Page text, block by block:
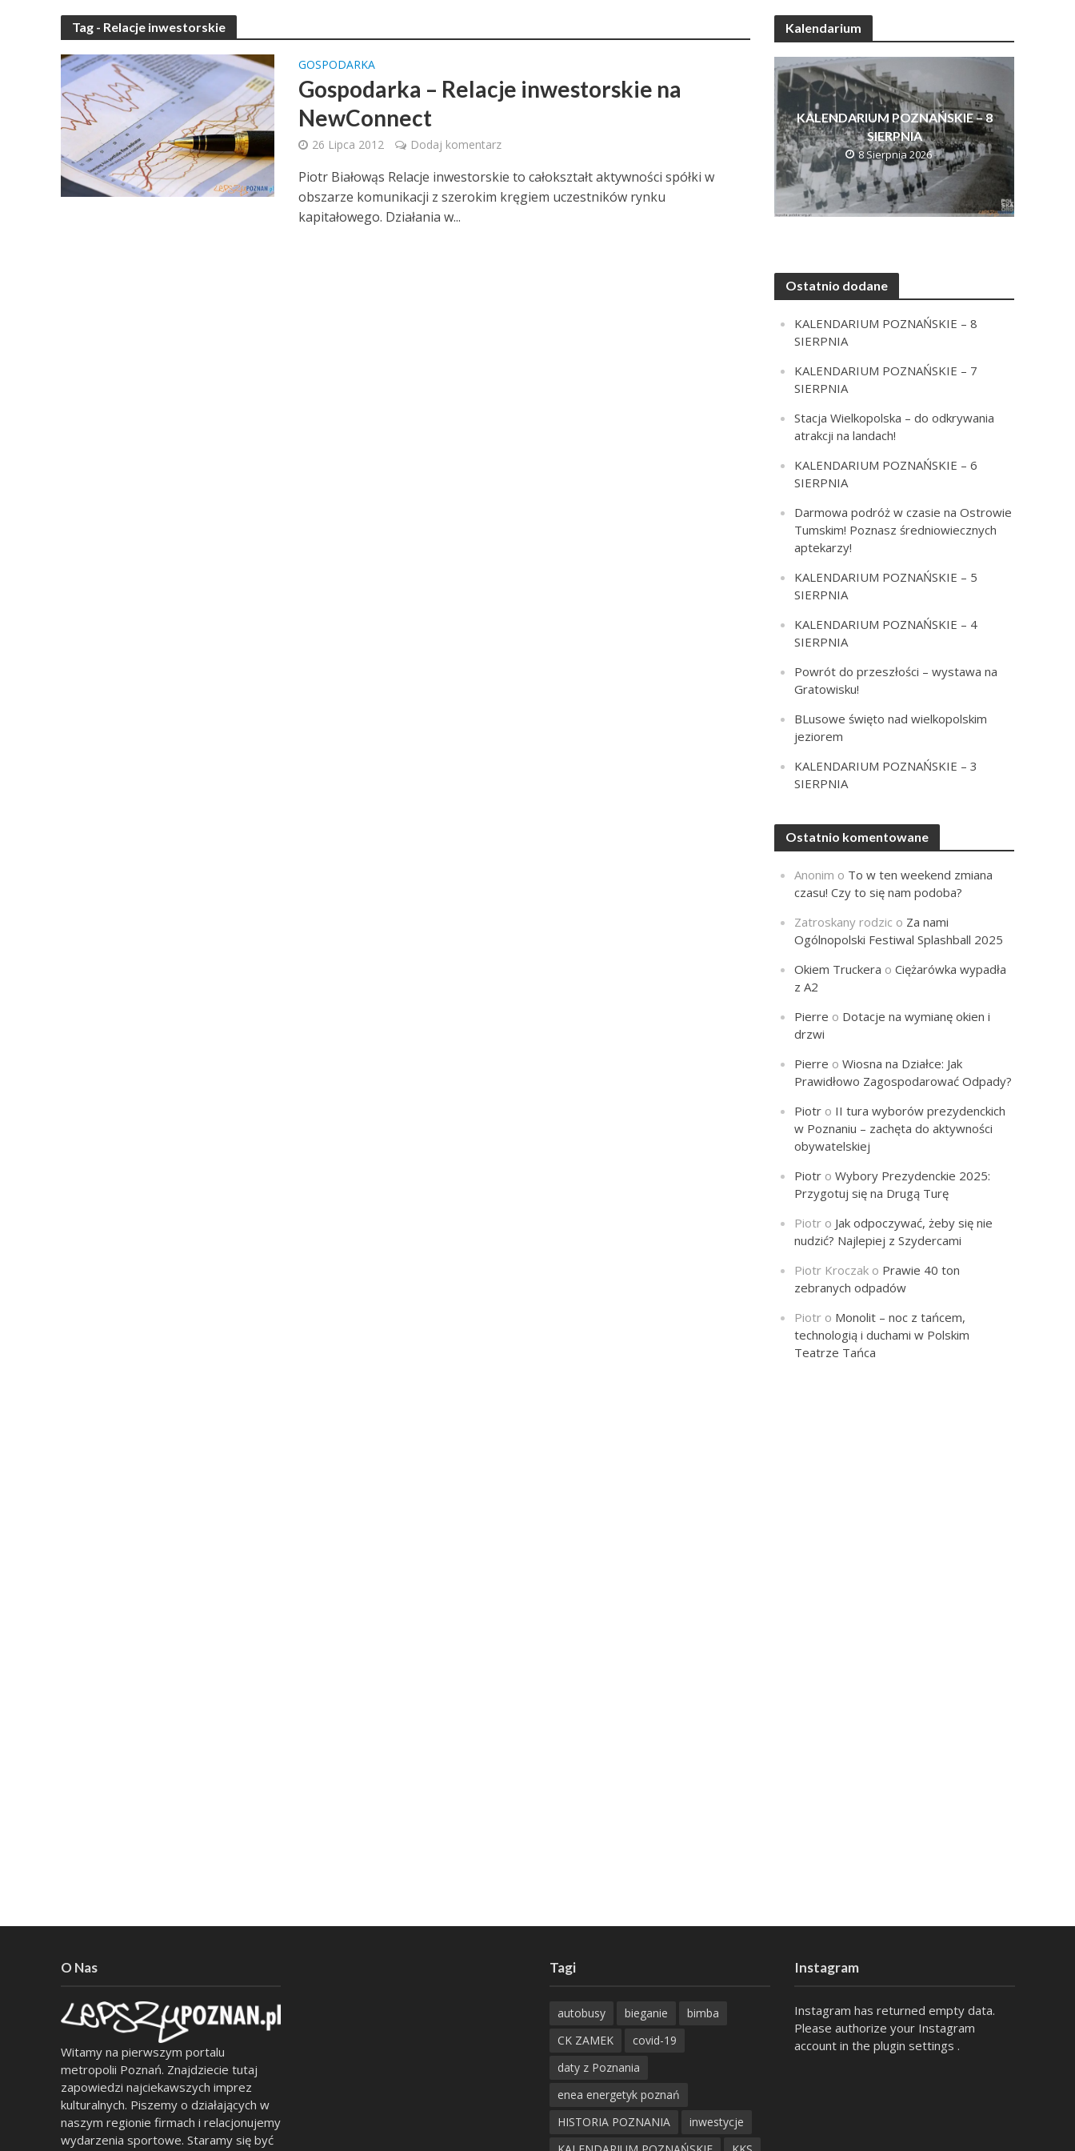
Tag - Relacje inwestorskie
GOSPODARKA
Gospodarka – Relacje inwestorskie na
NewConnect
26 Lipca 2012 Dodaj komentarz
Piotr Białowąs Relacje inwestorskie to całokształt aktywności spółki w
obszarze komunikacji z szerokim kręgiem uczestników rynku
kapitałowego. Działania w...
Kalendarium
KALENDARIUM POZNAŃSKIE – 8
SIERPNIA
8 Sierpnia 2026
Ostatnio dodane
KALENDARIUM POZNAŃSKIE – 8
SIERPNIA
KALENDARIUM POZNAŃSKIE – 7
SIERPNIA
Stacja Wielkopolska – do odkrywania
atrakcji na landach!
KALENDARIUM POZNAŃSKIE – 6
SIERPNIA
Darmowa podróż w czasie na Ostrowie
Tumskim! Poznasz średniowiecznych
aptekarzy!
KALENDARIUM POZNAŃSKIE – 5
SIERPNIA
KALENDARIUM POZNAŃSKIE – 4
SIERPNIA
Powrót do przeszłości – wystawa na
Gratowisku!
BLusowe święto nad wielkopolskim
jeziorem
KALENDARIUM POZNAŃSKIE – 3
SIERPNIA
Ostatnio komentowane
Anonim o To w ten weekend zmiana
czasu! Czy to się nam podoba?
Zatroskany rodzic o Za nami
Ogólnopolski Festiwal Splashball 2025
Okiem Truckera oCiężarówka wypadła
z A2
Pierre o Dotacje na wymianę okien i
drzwi
Pierre oWiosna na Działce: Jak
Prawidłowo Zagospodarować Odpady?
Piotr o II tura wyborów prezydenckich
w Poznaniu – zachęta do aktywności
obywatelskiej
Piotr oWybory Prezydenckie 2025:
Przygotuj się na Drugą Turę
Piotr o Jak odpoczywać, żeby się nie
nudzić? Najlepiej z Szydercami
Piotr Kroczak o Prawie 40 ton
zebranych odpadów
Piotr o Monolit – noc z tańcem,
technologią i duchami w Polskim
Teatrze Tańca
O Nas
Witamy na pierwszym portalu
metropolii Poznań. Znajdziecie tutaj
zapowiedzi najciekawszych imprez
kulturalnych. Piszemy o działających w
naszym regionie firmach i relacjonujemy
wydarzenia sportowe. Staramy się być
Tagi
autobusy bieganie
bimba
CK ZAMEK
covid-19
daty z Poznania
enea energetyk poznań
HISTORIA POZNANIA
inwestycje
Instagram
Instagram has returned empty data.
Please authorize your Instagram
account in the plugin settings .